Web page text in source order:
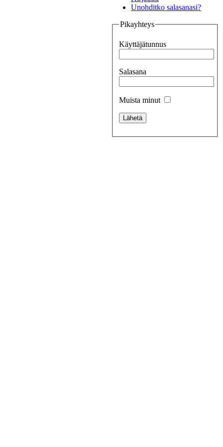
Unohditko salasanasi?
Pikayhteys
Käyttäjätunnus
Salasana
Muista minut